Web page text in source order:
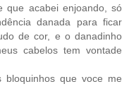
que acabei enjoando, só
danada para ficar
de cor, e o danadinho
cabelos tem vontade
que voce me